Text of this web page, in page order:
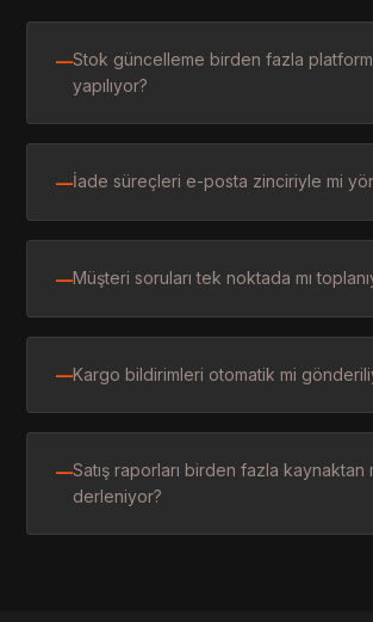
—Stok güncelleme birden fazla
yapılıyor?
—İade süreçleri e-posta zinciriyle mi
—Müşteri soruları tek noktada mı
—Kargo bildirimleri otomatik mi
—Satış raporları birden fazla kaynaktan
derleniyor?